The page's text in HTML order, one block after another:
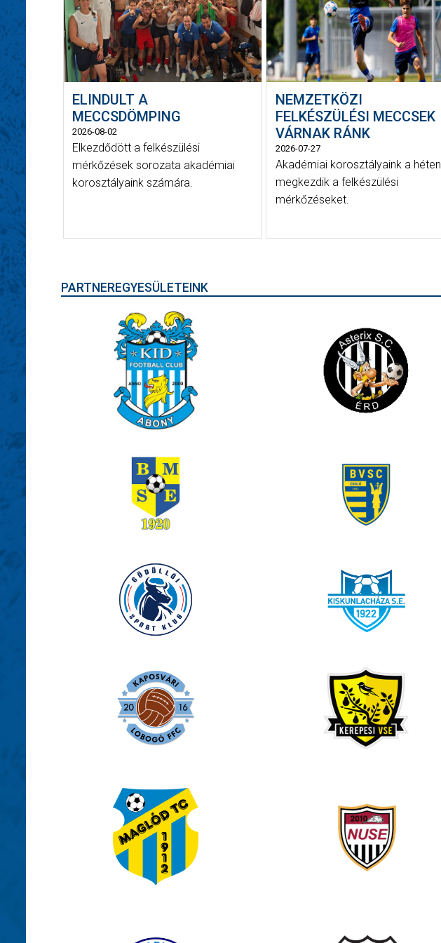
ELINDULT A
MECCSDÖMPING
2026-08-02
Elkezdődött a felkészülési
mérkőzések sorozata akadémiai
korosztályaink számára.
NEMZETKÖZI
FELKÉSZÜLÉSI MECCSEK
VÁRNAK RÁNK
2026-07-27
Akadémiai korosztályaink a héten
megkezdik a felkészülési
mérkőzéseket.
PARTNEREGYESÜLETEINK